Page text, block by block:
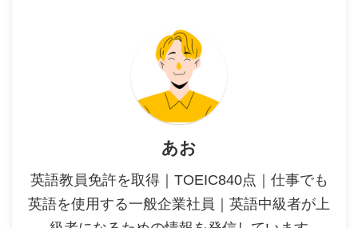
あお
英語教員免許を取得｜TOEIC840点｜仕事でも
英語を使用する一般企業社員｜英語中級者が上